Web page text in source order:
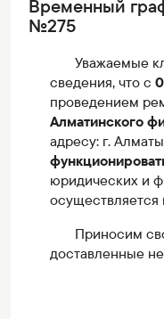
Временный
№275
Уважаемые
сведения, что с
проведением
Алматинского
адресу: г.
юридических и
осуществляется
Приносим
доставленные